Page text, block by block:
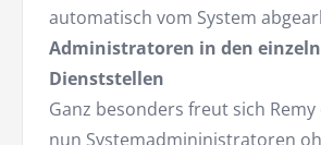
automatisch vom System
Administratoren in den
Dienststellen
Ganz besonders freut sich
nun Systemadmininistratoren